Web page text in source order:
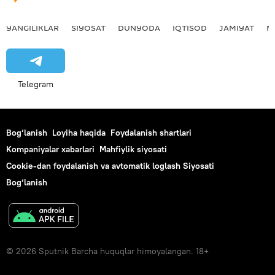
YANGILIKLAR SIYOSAT DUNYODA IQTISOD JAMIYAT
Telegram
Bog‘lanish Loyiha haqida Foydalanish shartlari
Kompaniyalar xabarlari Mahfiylik siyosati
Cookie-dan foydalanish va avtomatik loglash Siyosati
Bog‘lanish
© 2026 Sputnik Barcha huquqlar himoyalangan. 18+